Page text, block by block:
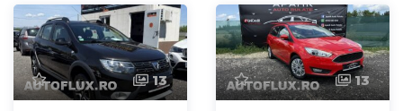
13 13